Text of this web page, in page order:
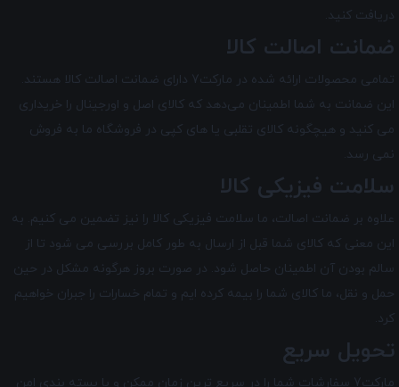
دریافت کنید.
ضمانت اصالت کالا
تمامی محصولات ارائه شده در مارکت7
دارای ضمانت اصالت کالا هستند.
این ضمانت به شما اطمینان می‌دهد که کالای اصل و اورجینال را خریداری
می کنید و هیچگونه کالای تقلبی یا های کپی در فروشگاه ما به فروش
نمی رسد.
سلامت فیزیکی کالا
علاوه بر ضمانت اصالت، ما سلامت فیزیکی کالا را نیز تضمین می‌ کنیم. به
این معنی که کالای شما قبل از ارسال به طور کامل بررسی می شود تا از
سالم بودن آن اطمینان حاصل شود. در صورت بروز هرگونه مشکل در حین
حمل و نقل، ما کالای شما را بیمه کرده ایم و تمام خسارات را جبران خواهیم
کرد.
تحویل سریع
مارکت7 سفارشات شما را در سریع ترین زمان ممکن و با بسته بندی امن